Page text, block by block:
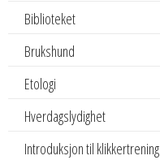
Biblioteket
Brukshund
Etologi
Hverdagslydighet
Introduksjon til klikkertrening